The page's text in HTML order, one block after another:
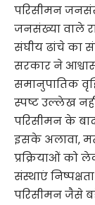
परिसीमन
जनसंख्या वाले
संघीय ढांचे का
सरकार ने
समानुपातिक
स्पष्ट उल्लेख
परिसीमन के
इसके अलावा,
प्रक्रियाओं को
संस्थाएं
परिसीमन जैसे